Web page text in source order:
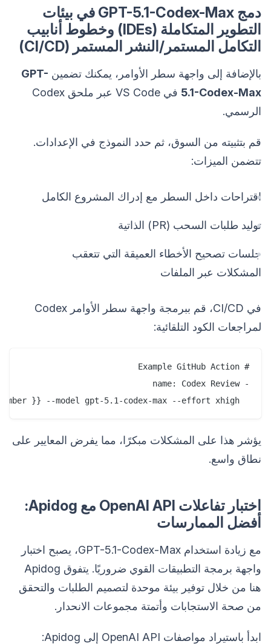
دمج GPT-5.1-Codex-Max في بيئات
التطوير المتكاملة (IDEs) وخطوط أنابيب
التكامل المستمر/النشر المستمر (CI/CD)
بالإضافة إلى واجهة سطر الأوامر، يمكنك تضمين GPT-
5.1-Codex-Max
في VS Code عبر ملحق Codex
الرسمي.
قم بتثبيته من السوق، ثم حدد النموذج في الإعدادات.
تتضمن الميزات:
اقتراحات داخل السطر مع إدراك المشروع الكامل
توليد طلبات السحب (PR) الذاتية
جلسات تصحيح الأخطاء العميقة التي تتعقب
المشكلات عبر الملفات
في CI/CD، قم ببرمجة واجهة سطر الأوامر Codex
لمراجعات الكود التلقائية:
يؤشر هذا على المشكلات مبكرًا، مما يفرض المعايير على
نطاق واسع.
اختبار تفاعلات OpenAI API مع Apidog:
أفضل الممارسات
مع زيادة استخدام GPT-5.1-Codex-Max، يصبح اختبار
واجهة برمجة التطبيقات القوي ضروريًا. يتفوق Apidog
هنا من خلال توفير بيئة موحدة لتصميم الطلبات والتحقق
من صحة الاستجابات وأتمتة مجموعات الانحدار.
ابدأ باستيراد مواصفات OpenAI API إلى Apidog: